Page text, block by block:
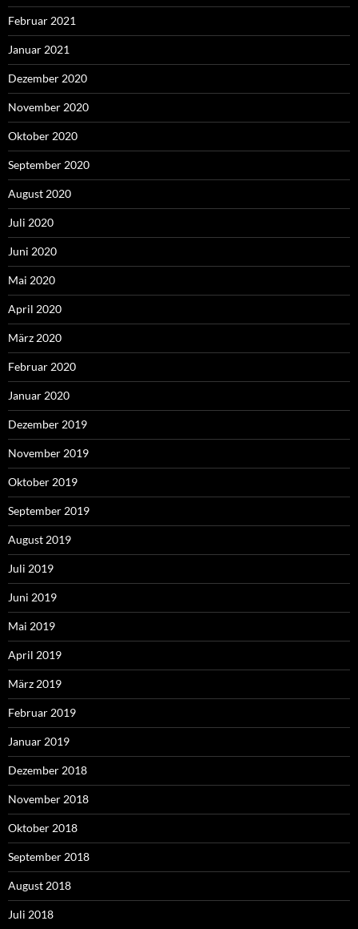
Februar 2021
Januar 2021
Dezember 2020
November 2020
Oktober 2020
September 2020
August 2020
Juli 2020
Juni 2020
Mai 2020
April 2020
März 2020
Februar 2020
Januar 2020
Dezember 2019
November 2019
Oktober 2019
September 2019
August 2019
Juli 2019
Juni 2019
Mai 2019
April 2019
März 2019
Februar 2019
Januar 2019
Dezember 2018
November 2018
Oktober 2018
September 2018
August 2018
Juli 2018